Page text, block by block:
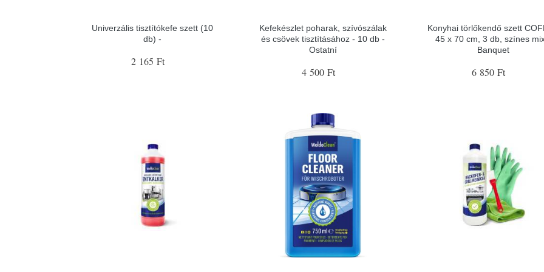
Univerzális tisztítókefe szett (10
db) -
2 165 Ft
Kefekészlet poharak, szívószálak
és csövek tisztításához - 10 db -
Ostatní
4 500 Ft
Konyhai törlőkendő szett
45 x 70 cm, 3 db, színes
Banquet
6 850 Ft